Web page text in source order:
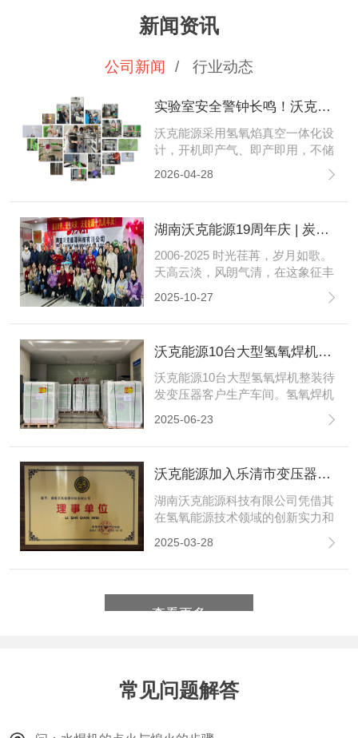
新闻资讯
公司新闻 / 行业动态
实验室安全警钟长鸣！沃克能源筑牢石英管封管安全防线
沃克能源采用氢氧焰真空一体化设
计，开机即产气、即产即用，不储
存高压气体，搭配多重防回火防护
技术，全程安全可控，既兼顾石英
管封管的气密性与精准度，更以专
安全屏障，用责任与技术，为每一
份科研初心保驾护航。
2026-04-28
湖南沃克能源19周年庆 | 炭河古城共赴时光之约 同心同行再启新程！
2006-2025 时光荏苒，岁月如歌。
天高云淡，风朗气清，在这象征丰
动与感恩，共庆沃克能源十九周年
的璀璨华章。
2025-10-27
沃克能源10台大型氢氧焊机整装待发变压器客户
沃克能源10台大型氢氧焊机整装待
发变压器客户生产车间。氢氧焊机
焊接，绕线焊接，铜转接头焊接，
高低压端子、引线焊接。替代传统
2025-06-23
‌沃克能源加入乐清市变压器行业协会并荣任理事单位‌
湖南沃克能源科技有限公司凭借其
在氢氧能源技术领域的创新实力和
变压器协会，并荣任理事单位。标
志着沃克能源在变压器及电力能源
2025-03-28
查看更多
常见问题解答